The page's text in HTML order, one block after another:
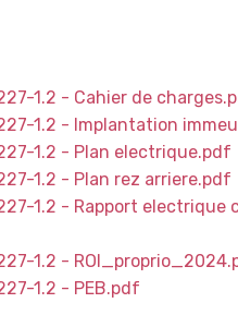
1.2 - Cahier de
1.2 - Implantation
1.2 - Plan electrique.pdf
1.2 - Plan rez arriere.pdf
1.2 - Rapport electrique
1.2 -
1.2 - PEB.pdf